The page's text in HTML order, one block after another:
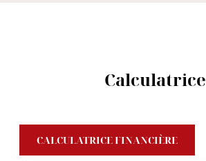
Calculatrice
CALCULATRICE FINANCIÈRE